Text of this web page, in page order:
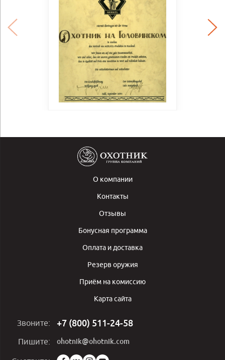
О компании
Контакты
Отзывы
Бонусная программа
Оплата и доставка
Резерв оружия
Приём на комиссию
Карта сайта
Звоните: +7 (800) 511-24-58
Пишите: ohotnik@ohotnik.com